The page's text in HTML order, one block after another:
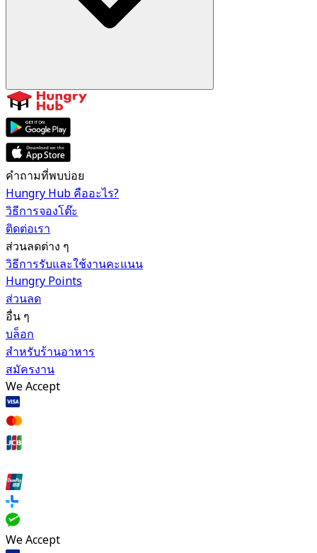
คำถามที่พบบ่อย
Hungry Hub คืออะไร?
วิธีการจองโต๊ะ
ติดต่อเรา
ส่วนลดต่าง ๆ
วิธีการรับและใช้งานคะแนน
Hungry Points
ส่วนลด
อื่น ๆ
บล็อก
สำหรับร้านอาหาร
สมัครงาน
We Accept
We Accept